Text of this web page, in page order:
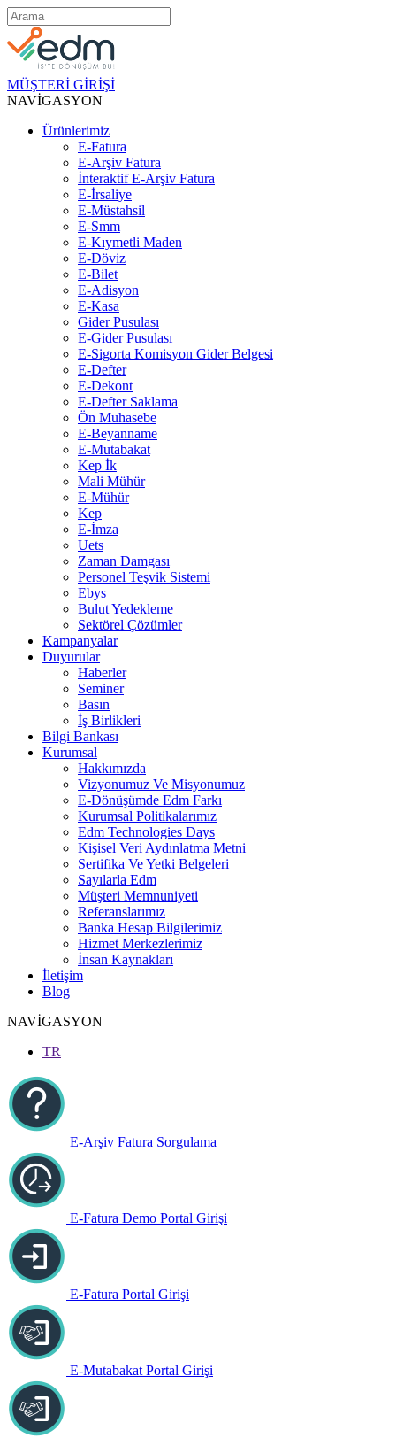
MÜŞTERİ GİRİŞİ
NAVİGASYON
Ürünlerimiz
E-Fatura
E-Arşiv Fatura
İnteraktif E-Arşiv Fatura
E-İrsaliye
E-Müstahsil
E-Smm
E-Kıymetli Maden
E-Döviz
E-Bilet
E-Adisyon
E-Kasa
Gider Pusulası
E-Gider Pusulası
E-Sigorta Komisyon Gider Belgesi
E-Defter
E-Dekont
E-Defter Saklama
Ön Muhasebe
E-Beyanname
E-Mutabakat
Kep İk
Mali Mühür
E-Mühür
Kep
E-İmza
Uets
Zaman Damgası
Personel Teşvik Sistemi
Ebys
Bulut Yedekleme
Sektörel Çözümler
Kampanyalar
Duyurular
Haberler
Seminer
Basın
İş Birlikleri
Bilgi Bankası
Kurumsal
Hakkımızda
Vizyonumuz Ve Misyonumuz
E-Dönüşümde Edm Farkı
Kurumsal Politikalarımız
Edm Technologies Days
Kişisel Veri Aydınlatma Metni
Sertifika Ve Yetki Belgeleri
Sayılarla Edm
Müşteri Memnuniyeti
Referanslarımız
Banka Hesap Bilgilerimiz
Hizmet Merkezlerimiz
İnsan Kaynakları
İletişim
Blog
NAVİGASYON
TR
E-Arşiv Fatura Sorgulama
E-Fatura Demo Portal Girişi
E-Fatura Portal Girişi
E-Mutabakat Portal Girişi